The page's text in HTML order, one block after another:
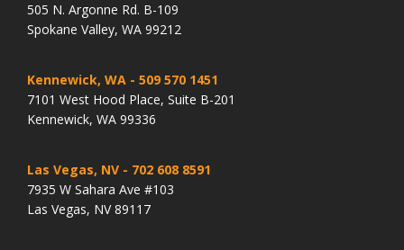
505 N. Argonne Rd. B-109
Spokane Valley, WA 99212
Kennewick, WA - 509 570 1451
7101 West Hood Place, Suite B-201
Kennewick, WA 99336
Las Vegas, NV - 702 608 8591
7935 W Sahara Ave #103
Las Vegas, NV 89117